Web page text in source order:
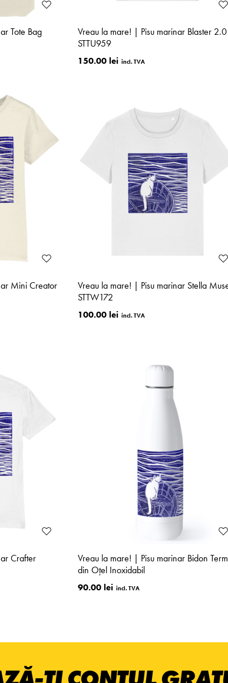
Tote Bag
Vreau la mare! | Pisu marinar Blaster 2.0
STTU959
150.00 lei
Mini Creator
Vreau la mare! | Pisu marinar Stella
STTW172
100.00 lei
Crafter
Vreau la mare! | Pisu marinar Bidon
din Oțel Inoxidabil
90.00 lei